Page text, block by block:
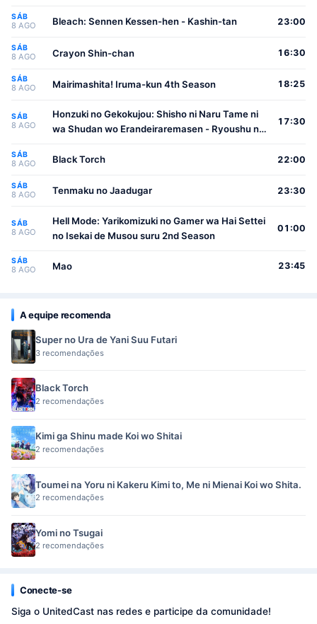
SÁB
8 AGO Bleach: Sennen Kessen-hen - Kashin-tan 23:00
SÁB
8 AGO Crayon Shin-chan 16:30
SÁB
8 AGO Mairimashita! Iruma-kun 4th Season 18:25
SÁB
8 AGO
Honzuki no Gekokujou: Shisho ni Naru Tame ni
wa Shudan wo Erandeiraremasen - Ryoushu no
17:30
SÁB
8 AGO Black Torch 22:00
SÁB
8 AGO Tenmaku no Jaadugar 23:30
SÁB
8 AGO
Hell Mode: Yarikomizuki no Gamer wa Hai Settei
no Isekai de Musou suru 2nd Season
01:00
SÁB
8 AGO Mao 23:45
A equipe recomenda
Super no Ura de Yani Suu Futari
3 recomendações
Black Torch
2 recomendações
Kimi ga Shinu made Koi wo Shitai
2 recomendações
Toumei na Yoru ni Kakeru Kimi to, Me ni Mienai Koi wo Shita.
2 recomendações
Yomi no Tsugai
2 recomendações
Conecte-se
Siga o UnitedCast nas redes e participe da comunidade!